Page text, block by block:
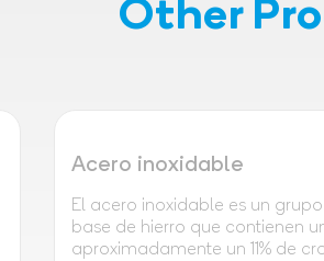
Other
Acero inoxidable
El acero inoxidable es un
base de hierro que contienen
aproximadamente un 11% de